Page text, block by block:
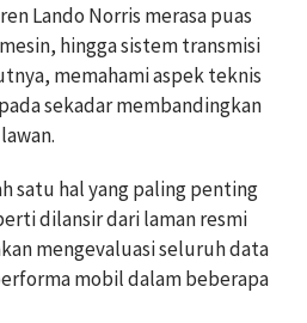
Lando Norris merasa puas
hingga sistem transmisi
memahami aspek teknis
sekadar membandingkan
satu hal yang paling penting
dilansir dari laman resmi
mengevaluasi seluruh data
mobil dalam beberapa